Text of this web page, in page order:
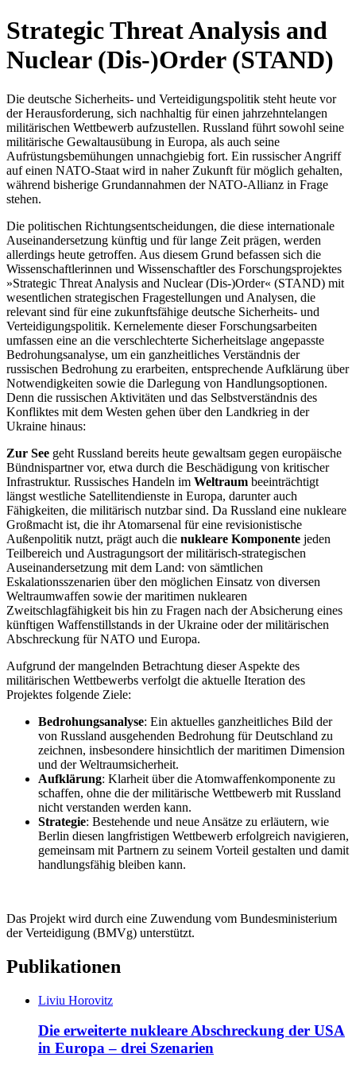
Strategic Threat Analysis and
Nuclear (Dis-)Order (STAND)
Die deutsche Sicherheits- und Verteidigungspolitik steht heute vor
der Herausforderung, sich nachhaltig für einen jahrzehntelangen
militärischen Wettbewerb aufzustellen. Russland führt sowohl seine
militärische Gewaltausübung in Europa, als auch seine
Aufrüstungsbemühungen unnachgiebig fort. Ein russischer Angriff
auf einen NATO-Staat wird in naher Zukunft für möglich gehalten,
während bisherige Grundannahmen der NATO-Allianz in Frage
stehen.
Die politischen Richtungsentscheidungen, die diese internationale
Auseinandersetzung künftig und für lange Zeit prägen, werden
allerdings heute getroffen. Aus diesem Grund befassen sich die
Wissenschaftlerinnen und Wissenschaftler des Forschungsprojektes
»Strategic Threat Analysis and Nuclear (Dis-)Order« (STAND) mit
wesentlichen strategischen Fragestellungen und Analysen, die
relevant sind für eine zukunftsfähige deutsche Sicherheits- und
Verteidigungspolitik. Kernelemente dieser Forschungsarbeiten
umfassen eine an die verschlechterte Sicherheitslage angepasste
Bedrohungsanalyse, um ein ganzheitliches Verständnis der
russischen Bedrohung zu erarbeiten, entsprechende Aufklärung über
Notwendigkeiten sowie die Darlegung von Handlungsoptionen.
Denn die russischen Aktivitäten und das Selbstverständnis des
Konfliktes mit dem Westen gehen über den Landkrieg in der
Ukraine hinaus:
Zur See geht Russland bereits heute gewaltsam gegen europäische
Bündnispartner vor, etwa durch die Beschädigung von kritischer
Infrastruktur. Russisches Handeln im Weltraum beeinträchtigt
längst westliche Satellitendienste in Europa, darunter auch
Fähigkeiten, die militärisch nutzbar sind. Da Russland eine nukleare
Großmacht ist, die ihr Atomarsenal für eine revisionistische
Außenpolitik nutzt, prägt auch die nukleare Komponente jeden
Teilbereich und Austragungsort der militärisch-strategischen
Auseinandersetzung mit dem Land: von sämtlichen
Eskalationsszenarien über den möglichen Einsatz von diversen
Weltraumwaffen sowie der maritimen nuklearen
Zweitschlagfähigkeit bis hin zu Fragen nach der Absicherung eines
künftigen Waffenstillstands in der Ukraine oder der militärischen
Abschreckung für NATO und Europa.
Aufgrund der mangelnden Betrachtung dieser Aspekte des
militärischen Wettbewerbs verfolgt die aktuelle Iteration des
Projektes folgende Ziele:
Bedrohungsanalyse: Ein aktuelles ganzheitliches Bild der
von Russland ausgehenden Bedrohung für Deutschland zu
zeichnen, insbesondere hinsichtlich der maritimen Dimension
und der Weltraumsicherheit.
Aufklärung: Klarheit über die Atomwaffenkomponente zu
schaffen, ohne die der militärische Wettbewerb mit Russland
nicht verstanden werden kann.
Strategie: Bestehende und neue Ansätze zu erläutern, wie
Berlin diesen langfristigen Wettbewerb erfolgreich navigieren,
gemeinsam mit Partnern zu seinem Vorteil gestalten und damit
handlungsfähig bleiben kann.
Das Projekt wird durch eine Zuwendung vom Bundesministerium
der Verteidigung (BMVg) unterstützt.
Publikationen
Liviu Horovitz
Die erweiterte nukleare Abschreckung der USA
in Europa – drei Szenarien